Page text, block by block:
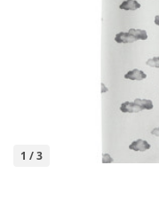
1 /3